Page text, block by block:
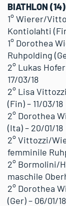
BIATHLON (14)
1° Wierer/
Kontiolahti
1° Dorothea
Ruhpolding
2° Lukas
17/03/18
2° Lisa
(Fin) – 11/03/18
2° Dorothea
(Ita) – 20/01/18
2° Vittozzi/
femminile
2° Bormolini/
maschile
2° Dorothea
(Ger) – 06/01/18